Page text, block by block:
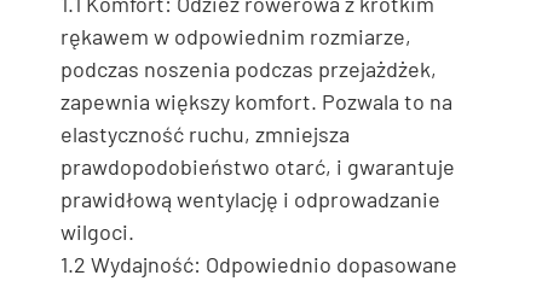
rękawem w odpowiednim rozmiarze,
podczas noszenia podczas przejażdżek,
zapewnia większy komfort. Pozwala to na
elastyczność ruchu, zmniejsza
prawdopodobieństwo otarć, i gwarantuje
prawidłową wentylację i odprowadzanie
wilgoci.
1.2 Wydajność: Odpowiednio dopasowane